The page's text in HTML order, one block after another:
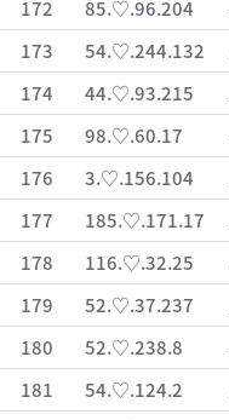
172
85.♡.96.204
173
54.♡.244.132
174
44.♡.93.215
175
98.♡.60.17
176
3.♡.156.104
177
185.♡.171.17
178
116.♡.32.25
179
52.♡.37.237
180
52.♡.238.8
181
54.♡.124.2